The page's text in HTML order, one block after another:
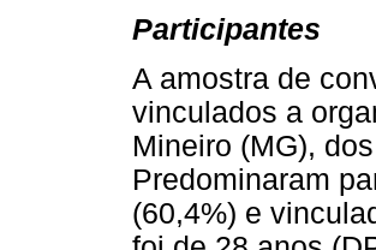
Participantes
A amostra de
vinculados a
Mineiro (MG),
Predominaram
(60,4%) e